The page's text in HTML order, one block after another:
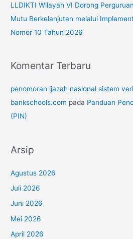
LLDIKTI Wilayah VI Dorong
Mutu Berkelanjutan melalui
Nomor 10 Tahun 2026
Komentar Terbaru
penomoran ijazah nasional sistem
bankschools.com pada Panduan
(PIN)
Arsip
Agustus 2026
Juli 2026
Juni 2026
Mei 2026
April 2026